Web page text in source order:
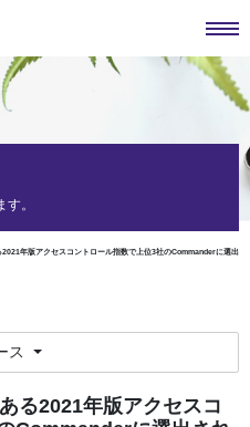
年版アクセスコントロール指数で上位3社のCommanderに選出
。
る2021年版アクセスコ
ス